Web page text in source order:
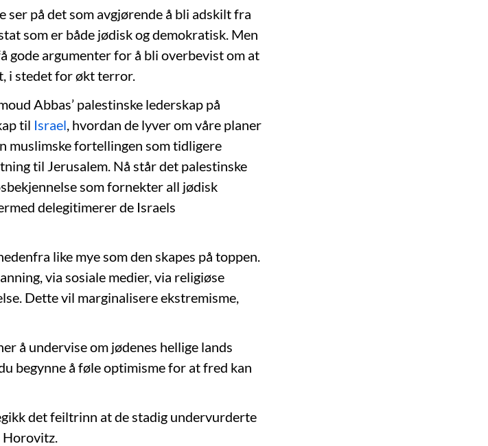
på det som avgjørende å bli adskilt fra
som er både jødisk og demokratisk. Men
gode argumenter for å bli overbevist om at
i stedet for økt terror.
Abbas’ palestinske lederskap på
til Israel, hvordan de lyver om våre planer
muslimske fortellingen som tidligere
til Jerusalem. Nå står det palestinske
som fornekter all jødisk
delegitimerer de Israels
like mye som den skapes på toppen.
via sosiale medier, via religiøse
Dette vil marginalisere ekstremisme,
å undervise om jødenes hellige lands
begynne å føle optimisme for at fred kan
det feiltrinn at de stadig undervurderte
Horovitz.